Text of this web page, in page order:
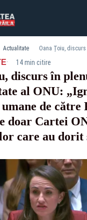
Actualitate
· 14 min citire
discurs în
al ONU:
de către
doar Cartei
care au dorit